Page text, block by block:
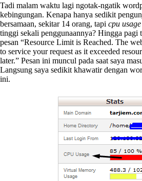
Tadi malam waktu lagi ngotak-ngatik
kebingungan. Kenapa hanya sedikit
bersamaan, sekitar 14 orang, tapi cpu usage
tinggi sekali penggunaannya? Hingga pagi
pesan “Resource Limit is Reached. The
to service your request as it exceeded
later.” Pesan ini muncul pada saat saya
Langsung saya sedikit khawatir dengan
ini.